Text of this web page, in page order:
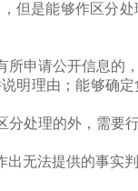
但是能够作区分
所申请公开信息
明理由；能够确
分处理的外，需要
无法提供的事实判